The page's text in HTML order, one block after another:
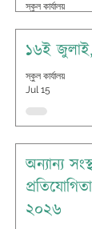
স্কুল কার্যালয়
১৬ই
স্কুল কার্যালয়
Jul 15
অন্যান্য
২০২৬